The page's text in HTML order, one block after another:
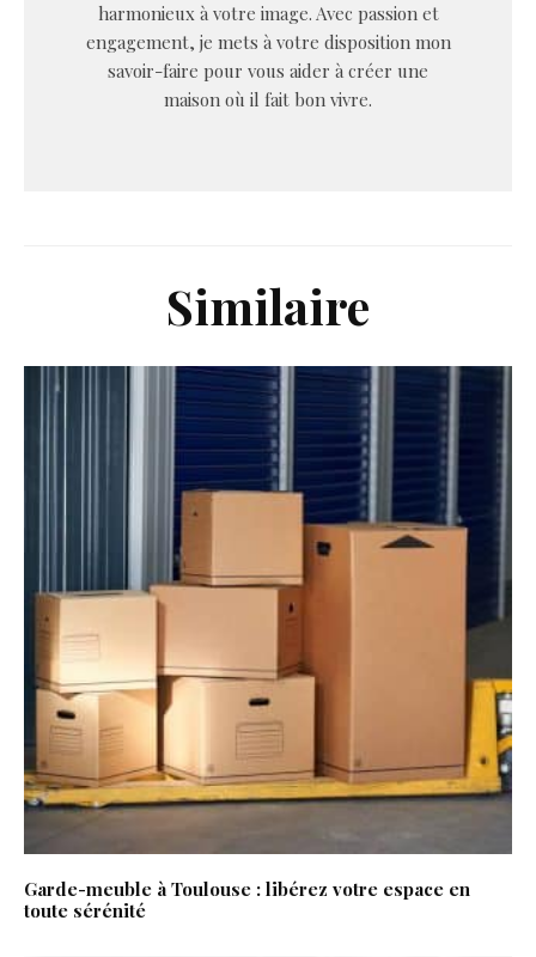
harmonieux à votre image. Avec passion et
engagement, je mets à votre disposition mon
savoir-faire pour vous aider à créer une
maison où il fait bon vivre.
Similaire
Garde-meuble à Toulouse : libérez votre espace en
toute sérénité